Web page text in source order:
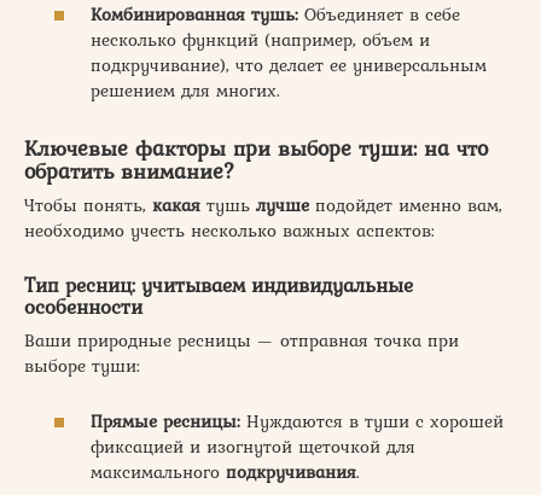
Комбинированная тушь: Объединяет в себе
несколько функций (например, объем и
подкручивание), что делает ее универсальным
решением для многих.
Ключевые факторы при выборе туши: на что
обратить внимание?
Чтобы понять, какая тушь лучше подойдет именно вам,
необходимо учесть несколько важных аспектов:
Тип ресниц: учитываем индивидуальные
особенности
Ваши природные ресницы — отправная точка при
выборе туши:
Прямые ресницы: Нуждаются в туши с хорошей
фиксацией и изогнутой щеточкой для
максимального подкручивания.